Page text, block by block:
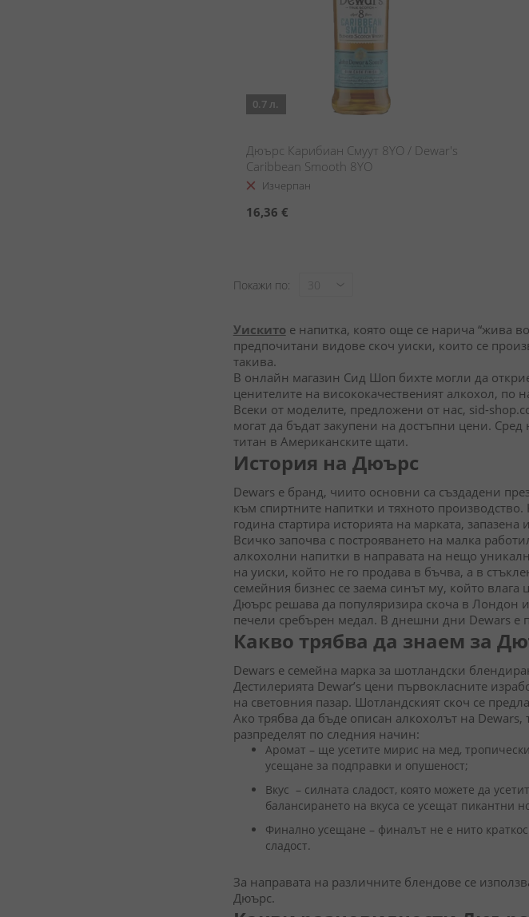
0.7 л.
Дюърс Карибиан Смуут 8YO / Dewar's
Caribbean Smooth 8YO
Изчерпан
16,36 €
Покажи по
Уискитое напитка, която още се нарича “жива
предпочитани видове скоч уиски, които се
такива.
В онлайн магазин Сид Шоп бихте могли да
ценителите на висококачественият алкохол,
Всеки от моделите, предложени от нас, sid-
могат да бъдат закупени на достъпни цени.
титан в Американските щати.
История на Дюърс
Dewars е бранд, чиито основни са създадени
към спиртните напитки и тяхното
година стартира историята на марката, запазена
Всичко започва с построяването на малка
алкохолни напитки в направата на нещо
на уиски, който не го продава в бъчва, а в
семейния бизнес се заема синът му, който
Дюърс решава да популяризира скоча в Лондон
печели сребърен медал. В днешни дни Dewars е
Какво трябва да знаем за
Dewars е семейна марка за шотландски
Дестилерията Dewar’s цени първокласните
на световния пазар. Шотландският скоч се
Ако трябва да бъде описан алкохолът на Dewars,
разпределят по следния начин:
Аромат – ще усетите мирис на мед,
усещане за подправки и опушеност;
Вкус – силната сладост, която можете да
балансирането на вкуса се усещат пикантни
Финално усещане – финалът не е нито
сладост.
За направата на различните блендове се
Дюърс.